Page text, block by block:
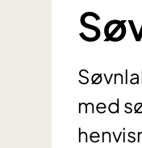
med